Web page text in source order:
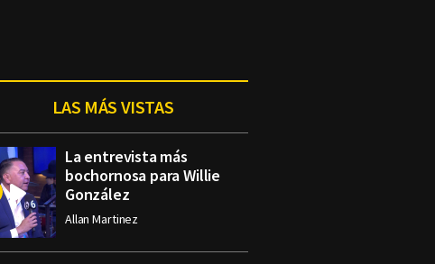
LAS MÁS VISTAS
La entrevista más
bochornosa para Willie
González
Allan Martinez